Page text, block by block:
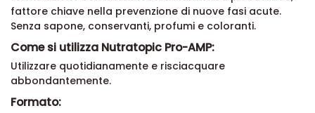
fattore chiave nella prevenzione di nuove fasi acute.
Senza sapone, conservanti, profumi e coloranti.
Come si utilizza Nutratopic Pro-AMP:
Utilizzare quotidianamente e risciacquare
abbondantemente.
Formato: